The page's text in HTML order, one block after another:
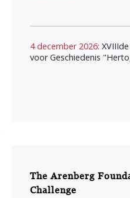
4 december 2026:
voor Geschiedenis
The Arenberg
Challenge